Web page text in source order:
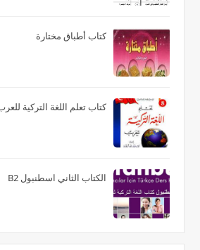
كتاب أطباق مختارة
كتاب تعلم اللغة التركية
الكتاب الثاني اسطنبول B2